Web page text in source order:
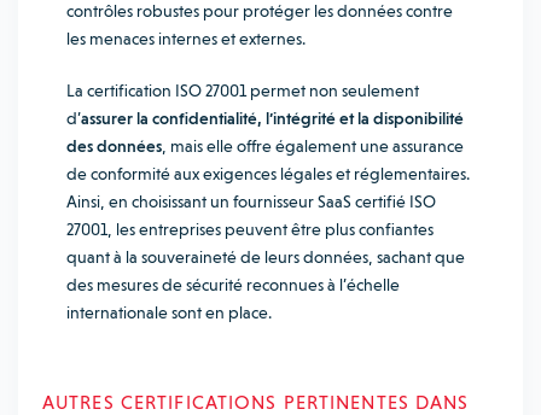
contrôles robustes pour protéger les données contre
les menaces internes et externes.
La certification ISO 27001 permet non seulement
d’assurer la confidentialité, l’intégrité et la disponibilité
des données , mais elle offre également une assurance
de conformité aux exigences légales et réglementaires.
Ainsi, en choisissant un fournisseur SaaS certifié ISO
27001, les entreprises peuvent être plus confiantes
quant à la souveraineté de leurs données, sachant que
des mesures de sécurité reconnues à l’échelle
internationale sont en place.
AUTRES CERTIFICATIONS PERTINENTES DANS